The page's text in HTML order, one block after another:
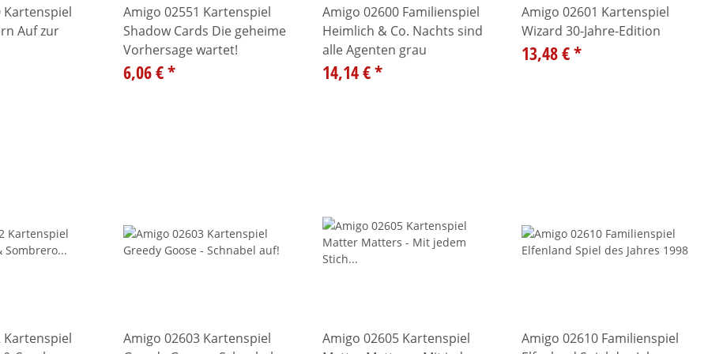
Kartenspiel
Auf zur
Amigo 02551 Kartenspiel
Shadow Cards Die geheime
Vorhersage wartet!
6,06 €*
Amigo 02600 Familienspiel
Heimlich & Co. Nachts sind
alle Agenten grau
14,14 €*
Amigo 02601 Kartenspiel
Wizard 30-Jahre-Edition
13,48 €*
Kartenspiel
Amigo 02603 Kartenspiel
Amigo 02605 Kartenspiel
Amigo 02610 Familienspiel